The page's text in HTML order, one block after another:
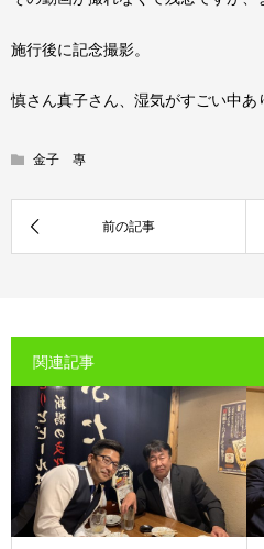
施行後に記念撮影。
慎さん真子さん、湿気がすごい中あ
金子 專
関連記事